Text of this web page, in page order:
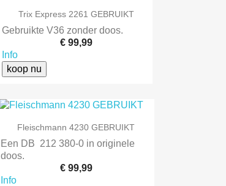
 Snel bekijken
Trix Express 2261 GEBRUIKT
Gebruikte V36 zonder doos.
€ 99,99
Info
koop nu
 Snel bekijken
Fleischmann 4230 GEBRUIKT
Een DB 212 380-0 in originele
doos.
€ 99,99
Info